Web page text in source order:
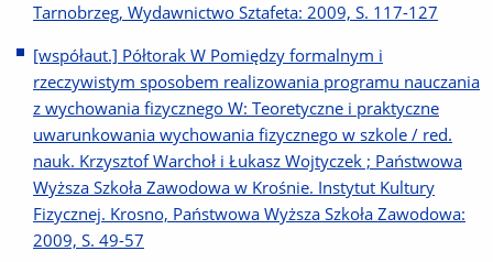
Tarnobrzeg, Wydawnictwo Sztafeta: 2009, S. 117-127
[współaut.] Półtorak W Pomiędzy formalnym i
rzeczywistym sposobem realizowania programu nauczania
z wychowania fizycznego W: Teoretyczne i praktyczne
uwarunkowania wychowania fizycznego w szkole / red.
nauk. Krzysztof Warchoł i Łukasz Wojtyczek ; Państwowa
Wyższa Szkoła Zawodowa w Krośnie. Instytut Kultury
Fizycznej. Krosno, Państwowa Wyższa Szkoła Zawodowa:
2009, S. 49-57